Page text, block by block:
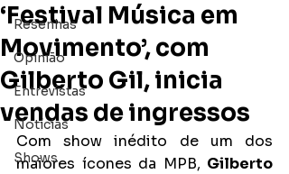
Resenhas
Opinião
Entrevistas
Notícias
Shows
‘Festival Música em
Movimento’, com
Gilberto Gil, inicia
vendas de ingressos
Com show inédito de um dos
maiores ícones da MPB, Gilberto